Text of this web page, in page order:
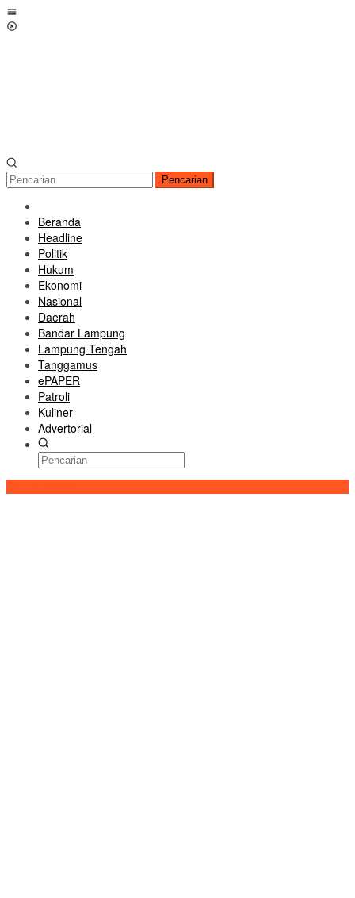
Loncat
ke
Pencarian
Beranda
Headline
Politik
Hukum
Ekonomi
Nasional
Daerah
Bandar Lampung
Lampung Tengah
Tanggamus
ePAPER
Patroli
Kuliner
Advertorial